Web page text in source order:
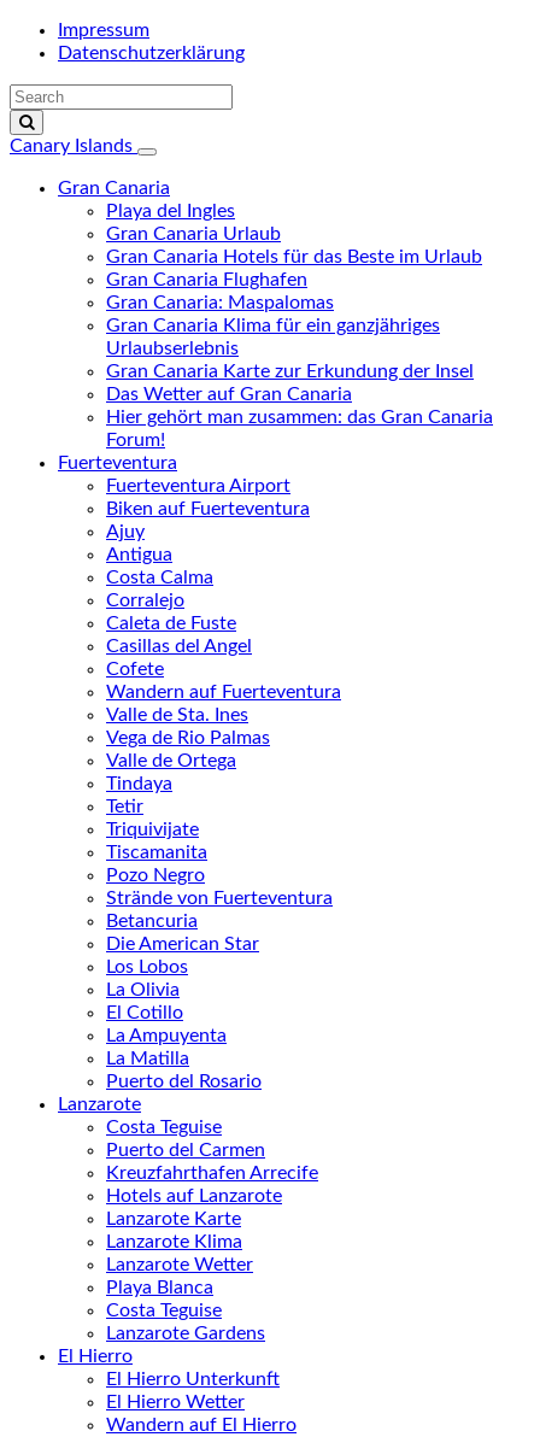
Impressum
Datenschutzerklärung
Canary Islands
Gran Canaria
Playa del Ingles
Gran Canaria Urlaub
Gran Canaria Hotels für das Beste im Urlaub
Gran Canaria Flughafen
Gran Canaria: Maspalomas
Gran Canaria Klima für ein ganzjähriges
Urlaubserlebnis
Gran Canaria Karte zur Erkundung der Insel
Das Wetter auf Gran Canaria
Hier gehört man zusammen: das Gran Canaria
Forum!
Fuerteventura
Fuerteventura Airport
Biken auf Fuerteventura
Ajuy
Antigua
Costa Calma
Corralejo
Caleta de Fuste
Casillas del Angel
Cofete
Wandern auf Fuerteventura
Valle de Sta. Ines
Vega de Rio Palmas
Valle de Ortega
Tindaya
Tetir
Triquivijate
Tiscamanita
Pozo Negro
Strände von Fuerteventura
Betancuria
Die American Star
Los Lobos
La Olivia
El Cotillo
La Ampuyenta
La Matilla
Puerto del Rosario
Lanzarote
Costa Teguise
Puerto del Carmen
Kreuzfahrthafen Arrecife
Hotels auf Lanzarote
Lanzarote Karte
Lanzarote Klima
Lanzarote Wetter
Playa Blanca
Costa Teguise
Lanzarote Gardens
El Hierro
El Hierro Unterkunft
El Hierro Wetter
Wandern auf El Hierro